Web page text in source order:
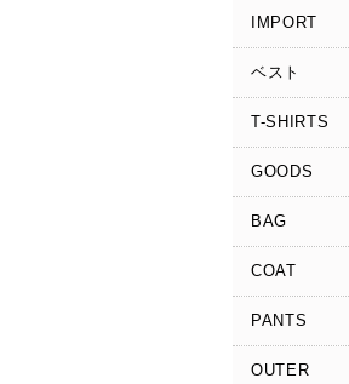
IMPORT
ベスト
T-SHIRTS
GOODS
BAG
COAT
PANTS
OUTER